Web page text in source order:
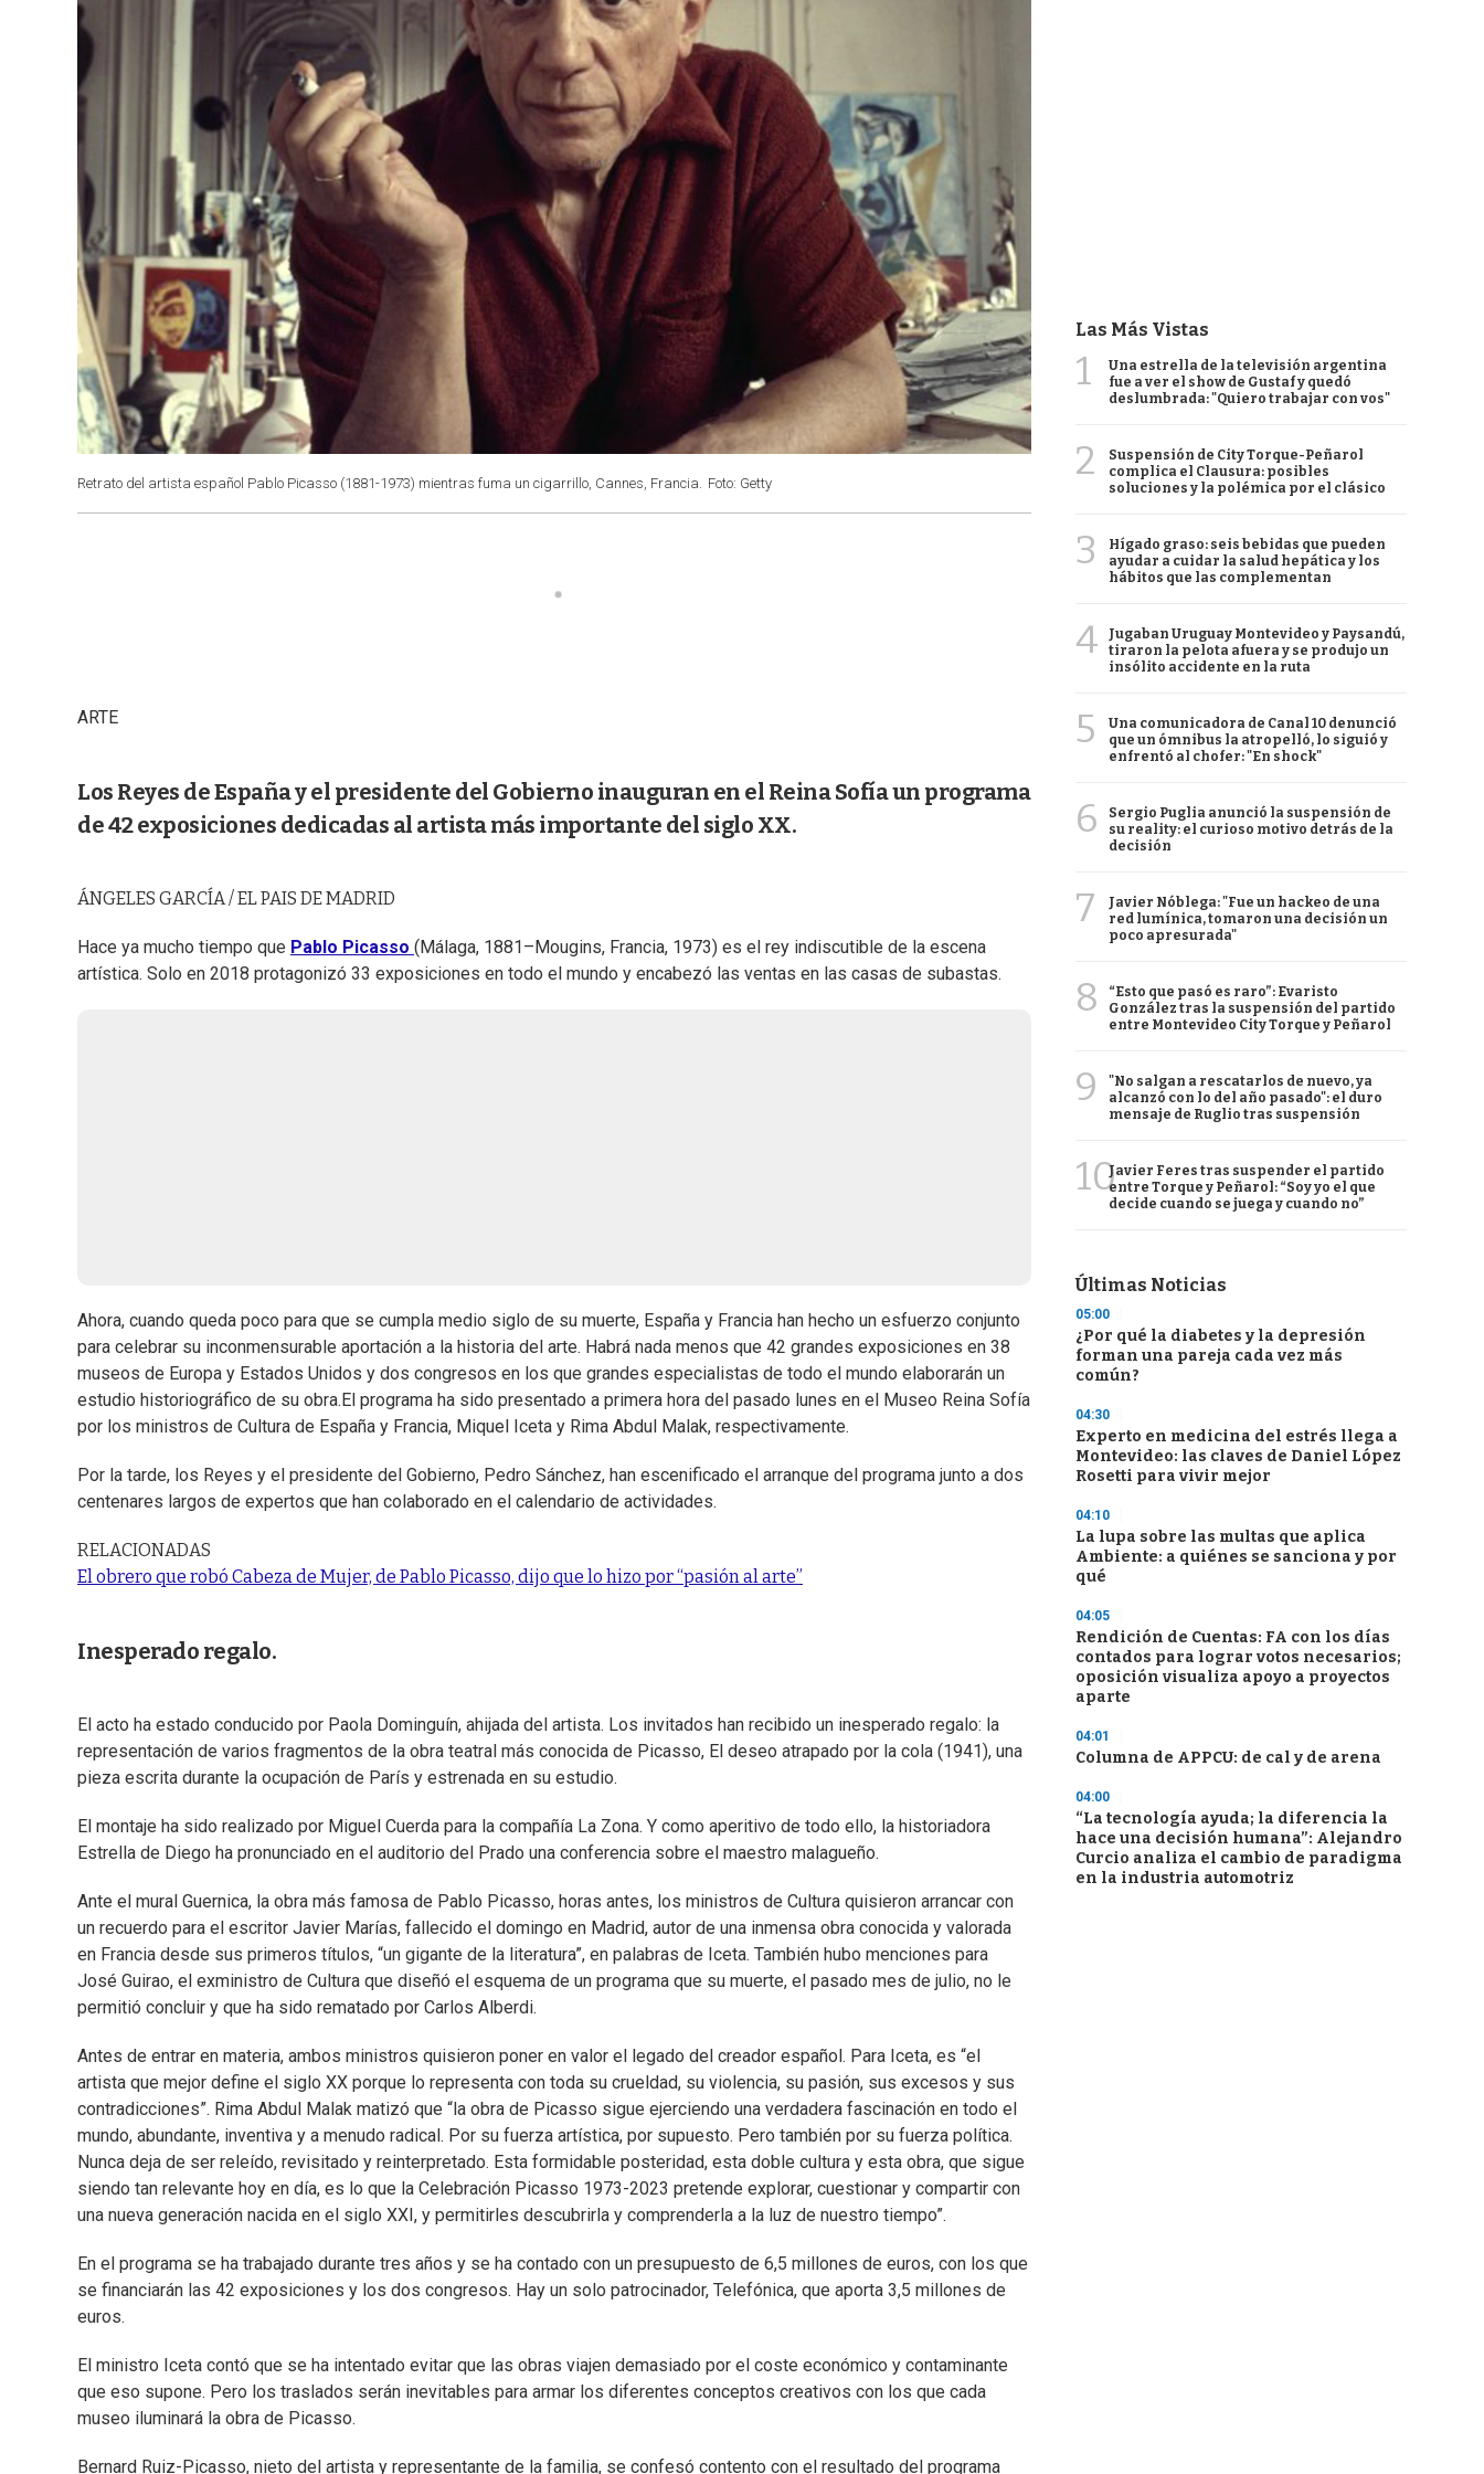
Retrato del artista español Pablo Picasso (1881-1973) mientras fuma un cigarrillo, Cannes, Francia. Foto: Getty
ARTE
Los Reyes de España y el presidente del Gobierno inauguran en el Reina Sofía un programa
de 42 exposiciones dedicadas al artista más importante del siglo XX.
ÁNGELES GARCÍA / EL PAIS DE MADRID
Hace ya mucho tiempo que Pablo Picasso (Málaga, 1881–Mougins, Francia, 1973) es el rey indiscutible de la escena
artística. Solo en 2018 protagonizó 33 exposiciones en todo el mundo y encabezó las ventas en las casas de subastas.
Ahora, cuando queda poco para que se cumpla medio siglo de su muerte, España y Francia han hecho un esfuerzo conjunto
para celebrar su inconmensurable aportación a la historia del arte. Habrá nada menos que 42 grandes exposiciones en 38
museos de Europa y Estados Unidos y dos congresos en los que grandes especialistas de todo el mundo elaborarán un
estudio historiográfico de su obra.El programa ha sido presentado a primera hora del pasado lunes en el Museo Reina Sofía
por los ministros de Cultura de España y Francia, Miquel Iceta y Rima Abdul Malak, respectivamente.
Por la tarde, los Reyes y el presidente del Gobierno, Pedro Sánchez, han escenificado el arranque del programa junto a dos
centenares largos de expertos que han colaborado en el calendario de actividades.
RELACIONADAS
El obrero que robó Cabeza de Mujer, de Pablo Picasso, dijo que lo hizo por “pasión al arte”
Inesperado regalo.
El acto ha estado conducido por Paola Dominguín, ahijada del artista. Los invitados han recibido un inesperado regalo: la
representación de varios fragmentos de la obra teatral más conocida de Picasso, El deseo atrapado por la cola (1941), una
pieza escrita durante la ocupación de París y estrenada en su estudio.
El montaje ha sido realizado por Miguel Cuerda para la compañía La Zona. Y como aperitivo de todo ello, la historiadora
Estrella de Diego ha pronunciado en el auditorio del Prado una conferencia sobre el maestro malagueño.
Ante el mural Guernica, la obra más famosa de Pablo Picasso, horas antes, los ministros de Cultura quisieron arrancar con
un recuerdo para el escritor Javier Marías, fallecido el domingo en Madrid, autor de una inmensa obra conocida y valorada
en Francia desde sus primeros títulos, “un gigante de la literatura”, en palabras de Iceta. También hubo menciones para
José Guirao, el exministro de Cultura que diseñó el esquema de un programa que su muerte, el pasado mes de julio, no le
permitió concluir y que ha sido rematado por Carlos Alberdi.
Antes de entrar en materia, ambos ministros quisieron poner en valor el legado del creador español. Para Iceta, es “el
artista que mejor define el siglo XX porque lo representa con toda su crueldad, su violencia, su pasión, sus excesos y sus
contradicciones”. Rima Abdul Malak matizó que “la obra de Picasso sigue ejerciendo una verdadera fascinación en todo el
mundo, abundante, inventiva y a menudo radical. Por su fuerza artística, por supuesto. Pero también por su fuerza política.
Nunca deja de ser releído, revisitado y reinterpretado. Esta formidable posteridad, esta doble cultura y esta obra, que sigue
siendo tan relevante hoy en día, es lo que la Celebración Picasso 1973-2023 pretende explorar, cuestionar y compartir con
una nueva generación nacida en el siglo XXI, y permitirles descubrirla y comprenderla a la luz de nuestro tiempo”.
En el programa se ha trabajado durante tres años y se ha contado con un presupuesto de 6,5 millones de euros, con los que
se financiarán las 42 exposiciones y los dos congresos. Hay un solo patrocinador, Telefónica, que aporta 3,5 millones de
euros.
El ministro Iceta contó que se ha intentado evitar que las obras viajen demasiado por el coste económico y contaminante
que eso supone. Pero los traslados serán inevitables para armar los diferentes conceptos creativos con los que cada
museo iluminará la obra de Picasso.
Bernard Ruiz-Picasso, nieto del artista y representante de la familia, se confesó contento con el resultado del programa
Las Más Vistas
1
Una estrella de la televisión argentina
fue a ver el show de Gustaf y quedó
deslumbrada: "Quiero trabajar con vos"
2
Suspensión de City Torque-Peñarol
complica el Clausura: posibles
soluciones y la polémica por el clásico
3
Hígado graso: seis bebidas que pueden
ayudar a cuidar la salud hepática y los
hábitos que las complementan
4
Jugaban Uruguay Montevideo y Paysandú,
tiraron la pelota afuera y se produjo un
insólito accidente en la ruta
5
Una comunicadora de Canal 10 denunció
que un ómnibus la atropelló, lo siguió y
enfrentó al chofer: "En shock"
6
Sergio Puglia anunció la suspensión de
su reality: el curioso motivo detrás de la
decisión
7
Javier Nóblega: "Fue un hackeo de una
red lumínica, tomaron una decisión un
poco apresurada"
8
“Esto que pasó es raro”: Evaristo
González tras la suspensión del partido
entre Montevideo City Torque y Peñarol
9
"No salgan a rescatarlos de nuevo, ya
alcanzó con lo del año pasado": el duro
mensaje de Ruglio tras suspensión
10Javier Feres tras suspender el partido
entre Torque y Peñarol: “Soy yo el que
decide cuando se juega y cuando no”
Últimas Noticias
05:00
¿Por qué la diabetes y la depresión
forman una pareja cada vez más
común?
04:30
Experto en medicina del estrés llega a
Montevideo: las claves de Daniel López
Rosetti para vivir mejor
04:10
La lupa sobre las multas que aplica
Ambiente: a quiénes se sanciona y por
qué
04:05
Rendición de Cuentas: FA con los días
contados para lograr votos necesarios;
oposición visualiza apoyo a proyectos
aparte
04:01
Columna de APPCU: de cal y de arena
04:00
“La tecnología ayuda; la diferencia la
hace una decisión humana”: Alejandro
Curcio analiza el cambio de paradigma
en la industria automotriz